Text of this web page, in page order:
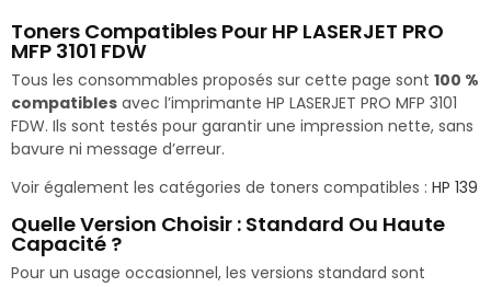
Toners Compatibles Pour HP LASERJET PRO
MFP 3101 FDW
Tous les consommables proposés sur cette page sont 100 %
compatibles avec l’imprimante HP LASERJET PRO MFP 3101
FDW. Ils sont testés pour garantir une impression nette, sans
bavure ni message d’erreur.
Voir également les catégories de toners compatibles : HP 139
Quelle Version Choisir : Standard Ou Haute
Capacité ?
Pour un usage occasionnel, les versions standard sont